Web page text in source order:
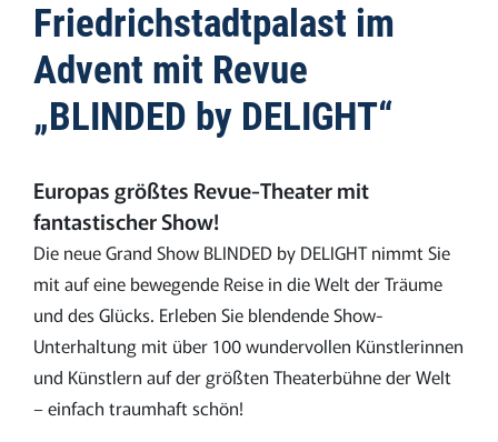
Friedrichstadtpalast im
Advent mit Revue
„BLINDED by DELIGHT“
Europas größtes Revue-Theater mit
fantastischer Show!
Die neue Grand Show BLINDED by DELIGHT nimmt Sie
mit auf eine bewegende Reise in die Welt der Träume
und des Glücks. Erleben Sie blendende Show-
Unterhaltung mit über 100 wundervollen Künstlerinnen
und Künstlern auf der größten Theaterbühne der Welt
– einfach traumhaft schön!